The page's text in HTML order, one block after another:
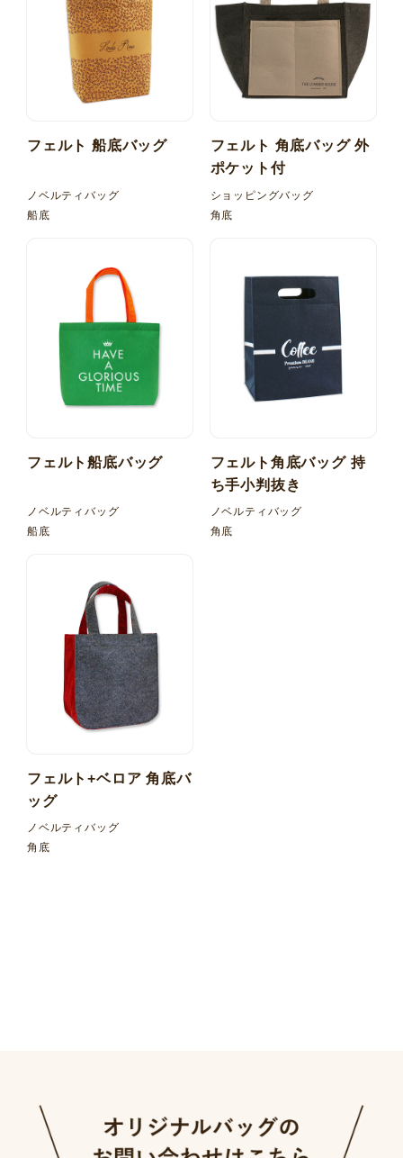
フェルト 船底バッグ
ノベルティバッグ
船底
フェルト 角底バッグ 外
ポケット付
ショッピングバッグ
角底
フェルト船底バッグ
ノベルティバッグ
船底
フェルト角底バッグ 持
ち手小判抜き
ノベルティバッグ
角底
フェルト+ベロア 角底バ
ッグ
ノベルティバッグ
角底